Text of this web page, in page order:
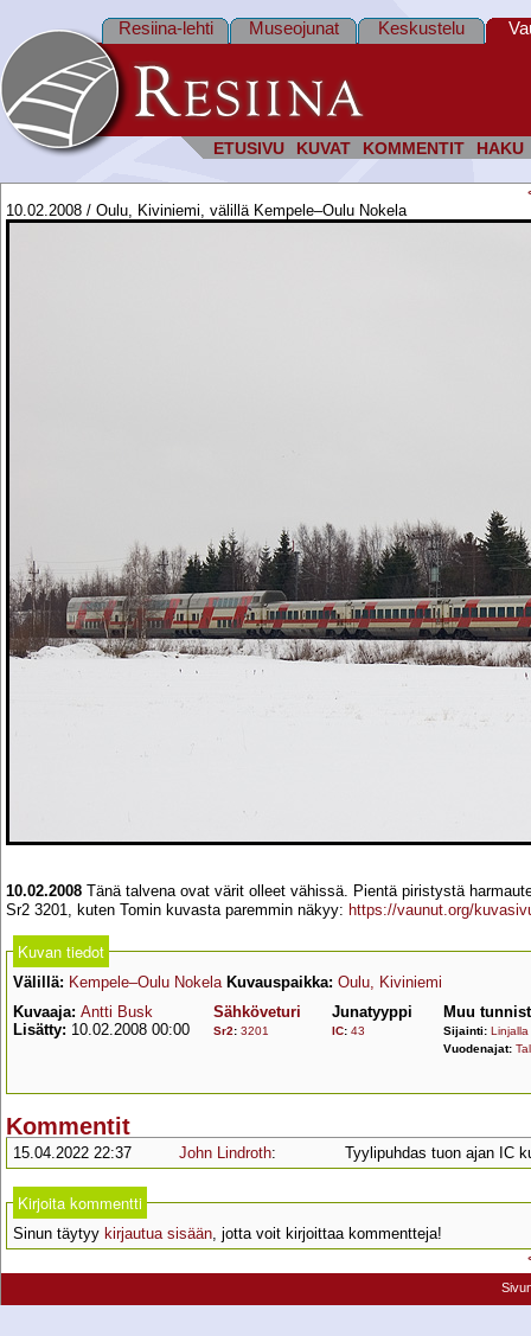
ETUSIVU KUVAT KOMMENTIT HAKU
Resiina-lehti Museojunat Keskustelu
10.02.2008 / Oulu, Kiviniemi, välillä Kempele–Oulu Nokela
10.02.2008 Tänä talvena ovat värit olleet vähissä. Pientä piristystä
Sr2 3201, kuten Tomin kuvasta paremmin näkyy: https://vaunut.org/
Kuvan tiedot
Välillä: Kempele–Oulu Nokela Kuvauspaikka: Oulu, Kiviniemi
Kuvaaja: Antti Busk
Lisätty: 10.02.2008 00:00
Sähköveturi
Sr2: 3201
Junatyyppi
IC: 43
Muu
Sijainti: Linjalla
Vuodenajat:
Kommentit
15.04.2022 22:37 John Lindroth: Tyylipuhdas tuon ajan IC
Kirjoita kommentti
Sinun täytyy kirjautua sisään, jotta voit kirjoittaa kommentteja!